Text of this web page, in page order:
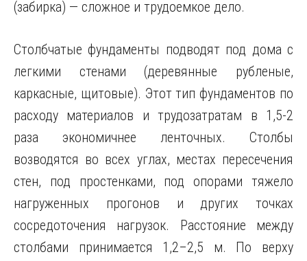
(забирка) — сложное и трудоемкое дело.
Столбчатые фундаменты подводят под дома с
легкими стенами (деревянные рубленые,
каркасные, щитовые). Этот тип фундаментов по
расходу материалов и трудозатратам в 1,5-2
раза экономичнее ленточных. Столбы
возводятся во всех углах, местах пересечения
стен, под простенками, под опорами тяжело
нагруженных прогонов и других точках
сосредоточения нагрузок. Расстояние между
столбами принимается 1,2–2,5 м. По верху